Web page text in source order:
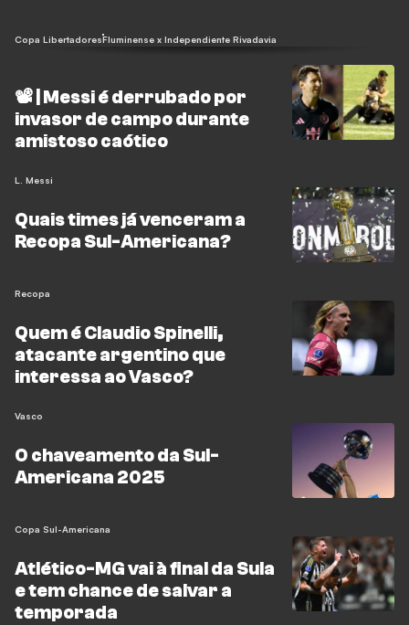
Copa LibertadoresFluminense x Independiente Rivadavia
📽️ | Messi é derrubado por
invasor de campo durante
amistoso caótico
L. Messi
Quais times já venceram a
Recopa Sul-Americana?
Recopa
Quem é Claudio Spinelli,
atacante argentino que
interessa ao Vasco?
Vasco
O chaveamento da Sul-
Americana 2025
Copa Sul-Americana
Atlético-MG vai à final da Sula
e tem chance de salvar a
temporada